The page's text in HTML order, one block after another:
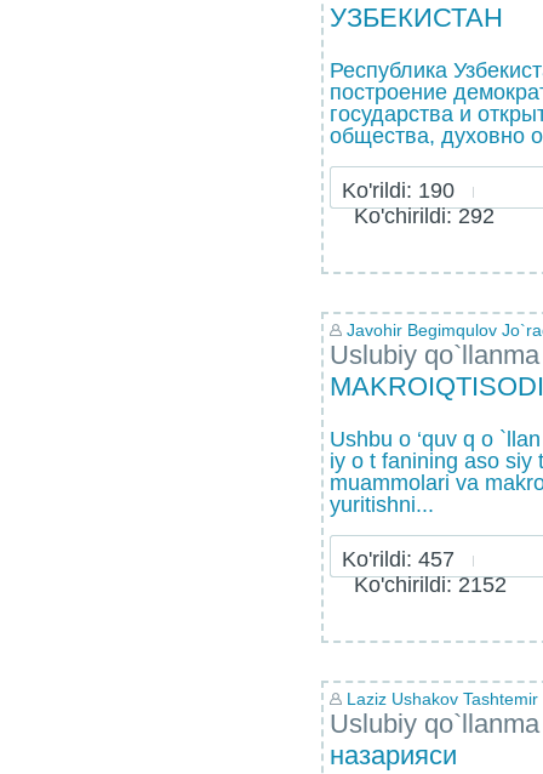
УЗБЕКИСТАН
Республика
построение
государства и
общества, духовно
Ko'rildi: 190
Ko'chirildi: 292
Javohir Begimqulov
Uslubiy qo`llanma
Ushbu o ‘quv q o
iy o t fanining aso siy
muammolari va
yuritishni...
Ko'rildi: 457
Ko'chirildi: 2152
Laziz Ushakov Tashtemir
Uslubiy qo`llanma
назарияси